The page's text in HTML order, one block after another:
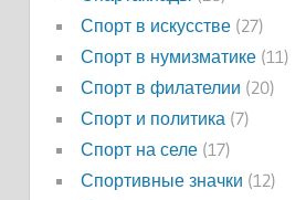
Спорт в искусстве(27)
Спорт в нумизматике(11)
Спорт в филателии (20)
Спорт и политика (7)
Спорт на селе(17)
Спортивные значки (12)